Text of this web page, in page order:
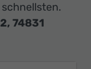
74831